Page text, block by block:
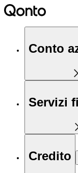
Conto
Servizi
Credito